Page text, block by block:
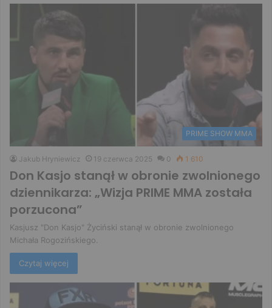
PRIME SHOW MMA
Jakub Hryniewicz 19 czerwca 2025 0 1 610
Don Kasjo stanął w obronie zwolnionego
dziennikarza: „Wizja PRIME MMA została
porzucona”
Kasjusz "Don Kasjo" Życiński stanął w obronie zwolnionego
Michała Rogozińskiego.
Czytaj więcej